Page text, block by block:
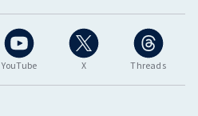
YouTube X Threads